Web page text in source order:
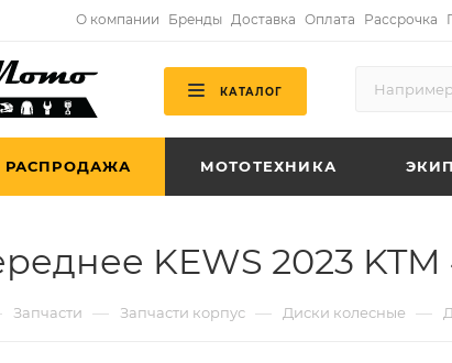
О компании Бренды Доставка Оплата Рассрочка
КАТАЛОГ
РАСПРОДАЖА МОТОТЕХНИКА
KEWS 2023 KTM
Запчасти — Запчасти корпус — Диски колесные —